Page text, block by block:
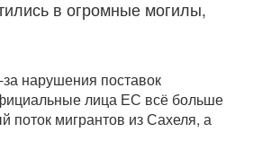
в огромные могилы,
нарушения поставок
лица ЕС всё больше
поток мигрантов из Сахеля, а